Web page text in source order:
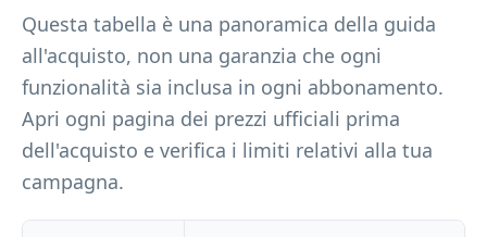
Questa tabella è una panoramica della guida
all'acquisto, non una garanzia che ogni
funzionalità sia inclusa in ogni abbonamento.
Apri ogni pagina dei prezzi ufficiali prima
dell'acquisto e verifica i limiti relativi alla tua
campagna.